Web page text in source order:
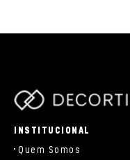
INSTITUCIONAL
Quem Somos